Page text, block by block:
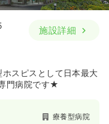
施設詳細
スピスとして日本最大
門病院です★
療養型病院